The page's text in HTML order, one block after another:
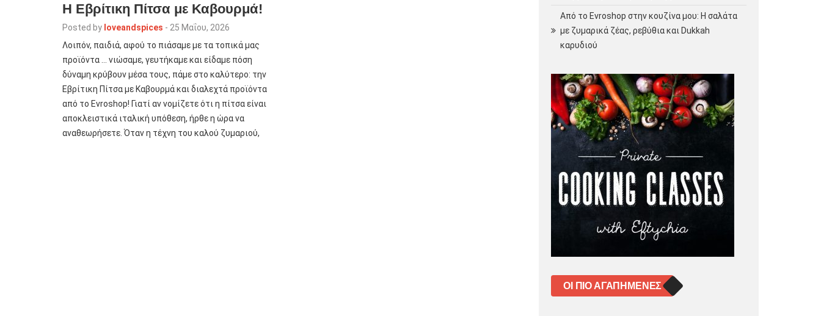
Η Εβρίτικη Πίτσα με Καβουρμά!
Posted by loveandspices - 25 Μαΐου, 2026
Λοιπόν, παιδιά, αφού το πιάσαμε με τα τοπικά μας
προϊόντα … νιώσαμε, γευτήκαμε και είδαμε πόση
δύναμη κρύβουν μέσα τους, πάμε στο καλύτερο: την
Εβρίτικη Πίτσα με Καβουρμά και διαλεχτά προϊόντα
από το Evroshop! Γιατί αν νομίζετε ότι η πίτσα είναι
αποκλειστικά ιταλική υπόθεση, ήρθε η ώρα να
αναθεωρήσετε. Όταν η τέχνη του καλού ζυμαριού,
Από το Evroshop στην κουζίνα μου: Η σαλάτα
με ζυμαρικά ζέας, ρεβύθια και Dukkah
καρυδιού
ΟΙ ΠΙΟ ΑΓΑΠΗΜΈΝΕΣ